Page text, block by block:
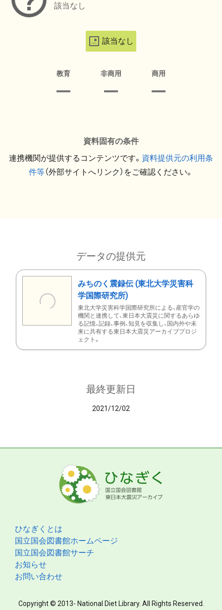
該当なし
該当なし
教育 非商用 商用
資料固有の条件
連携機関が提供するコンテンツです。 資料提供元の利用条
件等（外部サイトへリンク）をご確認ください。
データの提供元
みちのく震録伝 (東北大学災害科
学国際研究所)
東北大学災害科学国際研究所による、産官学の
機関と連携して、東日本大震災に関するあらゆ
る記憶、記録、事例、知見を収集し、国内外や未
来に共有する東日本大震災アーカイブプロジ
ェクト。
最終更新日
2021/12/02
ひなぎくとは
国立国会図書館ホームページ
国立国会図書館サーチ
お知らせ
お問い合わせ
Copyright © 2013- National Diet Library. All Rights Reserved.